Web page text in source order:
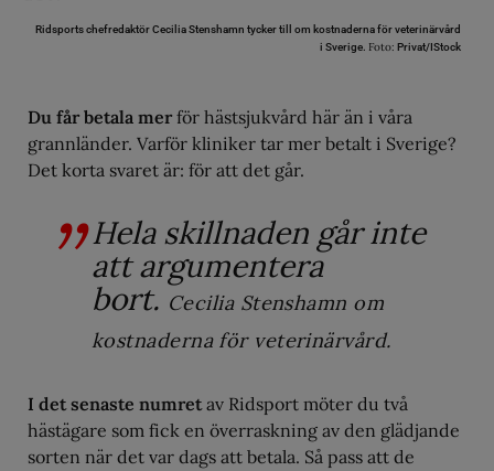
Ridsports chefredaktör Cecilia Stenshamn tycker till om kostnaderna för veterinärvård
i Sverige. Foto: Privat/IStock
Du får betala mer för hästsjukvård här än i våra
grannländer. Varför kliniker tar mer betalt i Sverige?
Det korta svaret är: för att det går.
Hela skillnaden går inte
att argumentera
bort. Cecilia Stenshamn om
kostnaderna för veterinärvård.
I det senaste numretav Ridsport möter du två
hästägare som fick en överraskning av den glädjande
sorten när det var dags att betala. Så pass att de